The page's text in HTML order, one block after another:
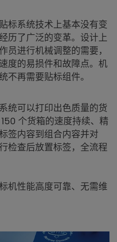
标系统技术上基本没有变
历了广泛的变革。设计上
员进行机械调整的需要，
度的易损件和故障点。机
不再需要贴标组件。
统可以打印出色质量的货
个货箱的速度持续、精
签内容到组合内容并对
检查后放置标签，全流程
机性能高度可靠、无需维